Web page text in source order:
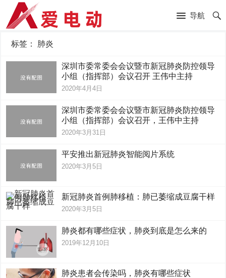
导航
标签： 肺炎
深圳市委常委会会议暨市新冠肺炎防控领导
小组（指挥部）会议召开 王伟中主持
2020年4月4日
深圳市委常委会会议暨市新冠肺炎防控领导
小组（指挥部）会议召开，王伟中主持
2020年3月31日
平安推出新冠肺炎智能阅片系统
2020年3月5日
新冠肺炎首例肺移植：肺已萎缩成豆腐干样
2020年3月5日
肺炎都有哪些症状，肺炎到底是怎么来的
2019年12月10日
肺炎患者会传染吗，肺炎有哪些症状